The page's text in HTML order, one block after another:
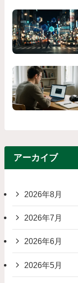
アーカイブ
2026年8月
2026年7月
2026年6月
2026年5月